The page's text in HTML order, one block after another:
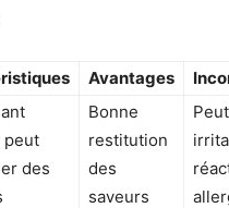
Avantages
peut
des
Bonne
restitution
des
saveurs